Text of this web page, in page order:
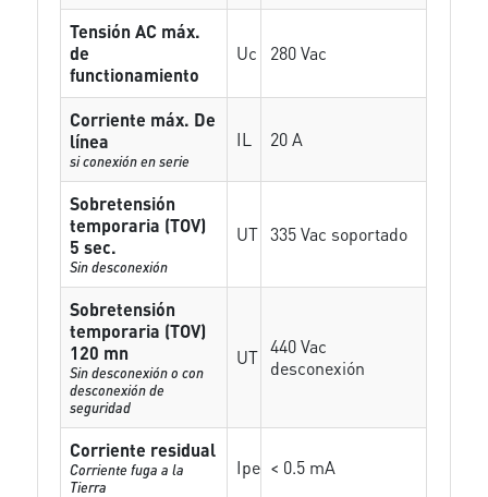
Tensión AC máx.
de
functionamiento
Uc 280 Vac
Corriente máx. De
línea
si conexión en serie
IL 20 A
Sobretensión
temporaria (TOV)
5 sec.
Sin desconexión
UT 335 Vac soportado
Sobretensión
temporaria (TOV)
120 mn
Sin desconexión o con
desconexión de
seguridad
UT 440 Vac
desconexión
Corriente residual
Corriente fuga a la
Tierra
Ipe < 0.5 mA